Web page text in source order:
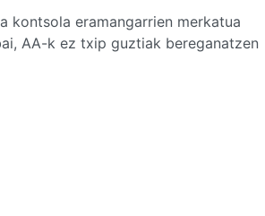
kontsola eramangarrien merkatua
AA-k ez txip guztiak bereganatzen